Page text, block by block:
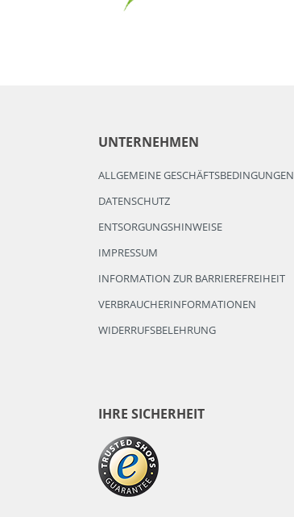
UNTERNEHMEN
ALLGEMEINE GESCHÄFTSBEDINGUNGEN
DATENSCHUTZ
ENTSORGUNGSHINWEISE
IMPRESSUM
INFORMATION ZUR BARRIEREFREIHEIT
VERBRAUCHERINFORMATIONEN
WIDERRUFSBELEHRUNG
IHRE SICHERHEIT